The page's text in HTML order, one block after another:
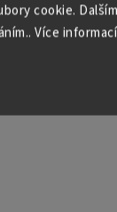
cookie.
Více